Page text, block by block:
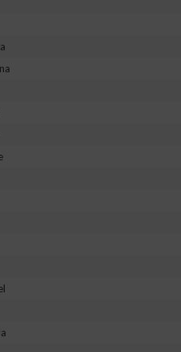
aktiv angeforderten